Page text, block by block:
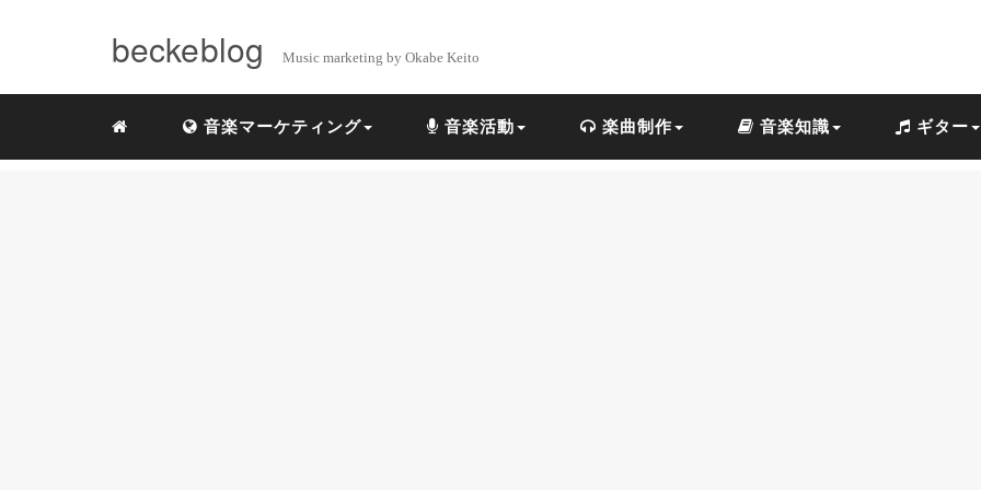
beckeblog Music marketing by Okabe Keito
音楽マーケティング 音楽活動 楽曲制作 音楽知識 ギター